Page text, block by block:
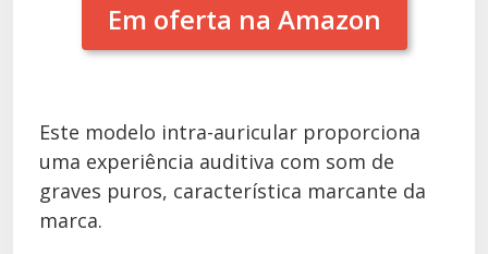
Em oferta na Amazon
Este modelo intra-auricular proporciona
uma experiência auditiva com som de
graves puros, característica marcante da
marca.